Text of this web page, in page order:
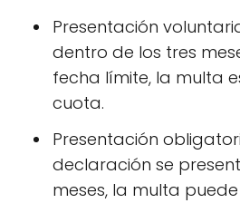
Presentación
dentro de los tres
fecha límite, la multa
cuota.
Presentación
declaración se
meses, la multa puede